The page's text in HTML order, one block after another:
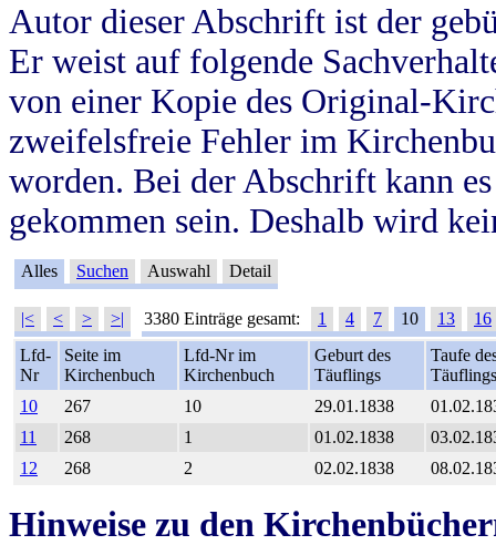
Autor dieser Abschrift ist der
Er weist auf folgende
von einer Kopie des Original-
zweifelsfreie Fehler im
worden. Bei der Abschrift kann
gekommen sein. Deshalb wird
Alles Suchen Auswahl Detail
|< < > >| 3380 Einträge gesamt: 1 4 7 10 13
16
Lfd-
Nr
Seite im
Kirchenbuch
Lfd-Nr im
Kirchenbuch
Geburt des
Täuflings
Taufe
Täuflings
10
267 10 29.01.1838
11
268 1 01.02.1838
12
268 2 02.02.1838
Hinweise zu den